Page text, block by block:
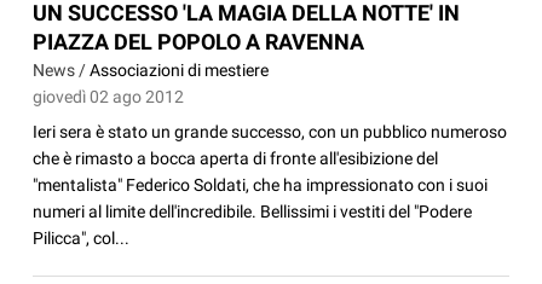
UN SUCCESSO 'LA MAGIA DELLA NOTTE' IN
PIAZZA DEL POPOLO A RAVENNA
News /Associazioni di mestiere
giovedì 02 ago 2012
Ieri sera è stato un grande successo, con un pubblico numeroso
che è rimasto a bocca aperta di fronte all'esibizione del
"mentalista" Federico Soldati, che ha impressionato con i suoi
numeri al limite dell'incredibile. Bellissimi i vestiti del "Podere
Pilicca", col...